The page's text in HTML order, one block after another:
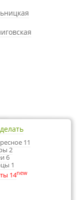
11
2
6
1
14new